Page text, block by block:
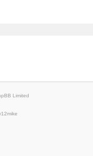
Limited